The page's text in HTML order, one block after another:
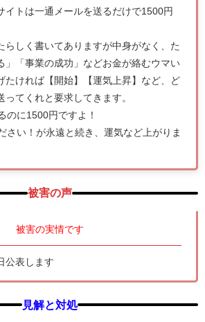
イトは一通メールを送るだけで1500円
らしく書いてありますが中身がなく、た
」「事業の成功」などお金が絡むウマい
たければ【開始】【運気上昇】など、ど
ってくれと要求してきます。
のに1500円ですよ！
さい！が永遠と続き、運気など上がりま
被害の声
被害の実情です
公表します
見解と対処